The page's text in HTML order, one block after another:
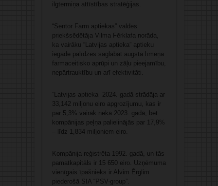
ilgtermiņa attīstības stratēģijas.
“Sentor Farm aptiekas” valdes
priekšsēdētāja Vilma Fērklafa norāda,
ka vairāku “Latvijas aptieka” aptieku
iegāde palīdzēs saglabāt augsta līmeņa
farmaceitisko aprūpi un zāļu pieejamību,
nepārtrauktību un arī efektivitāti.
“Latvijas aptieka” 2024. gadā strādāja ar
33,142 miljonu eiro apgrozījumu, kas ir
par 5,3% vairāk nekā 2023. gadā, bet
kompānijas peļņa palielinājās par 17,9%
– līdz 1,834 miljoniem eiro.
Kompānija reģistrēta 1992. gadā, un tās
pamatkapitāls ir 15 650 eiro. Uzņēmuma
vienīgais īpašnieks ir Alvim Ērglim
piederošā SIA “PSV-group”.